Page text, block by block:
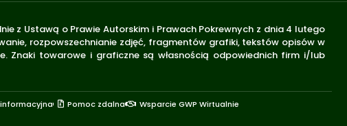
z Ustawą o Prawie Autorskim i Prawach Pokrewnych z dnia 4 lutego
rozpowszechnianie zdjęć, fragmentów grafiki, tekstów opisów w
Znaki towarowe i graficzne są własnością odpowiednich firm i/lub
Pomoc zdalna Wsparcie GWP Wirtualnie